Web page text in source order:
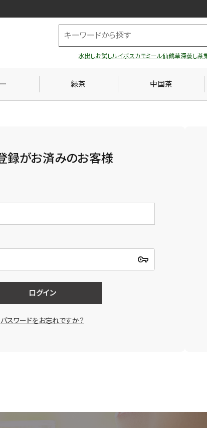
水出しお試しルイボスカモミール仙鶴草深蒸し茶
緑茶 中国茶
録がお済みのお客様
ログイン
パスワードをお忘れですか？